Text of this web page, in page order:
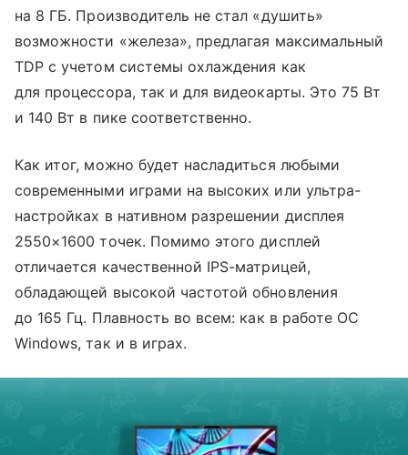
на 8 ГБ. Производитель не стал «душить»
возможности «железа», предлагая максимальный
TDP с учетом системы охлаждения как
для процессора, так и для видеокарты. Это 75 Вт
и 140 Вт в пике соответственно.
Как итог, можно будет насладиться любыми
современными играми на высоких или ультра-
настройках в нативном разрешении дисплея
2550×1600 точек. Помимо этого дисплей
отличается качественной IPS-матрицей,
обладающей высокой частотой обновления
до 165 Гц. Плавность во всем: как в работе ОС
Windows, так и в играх.